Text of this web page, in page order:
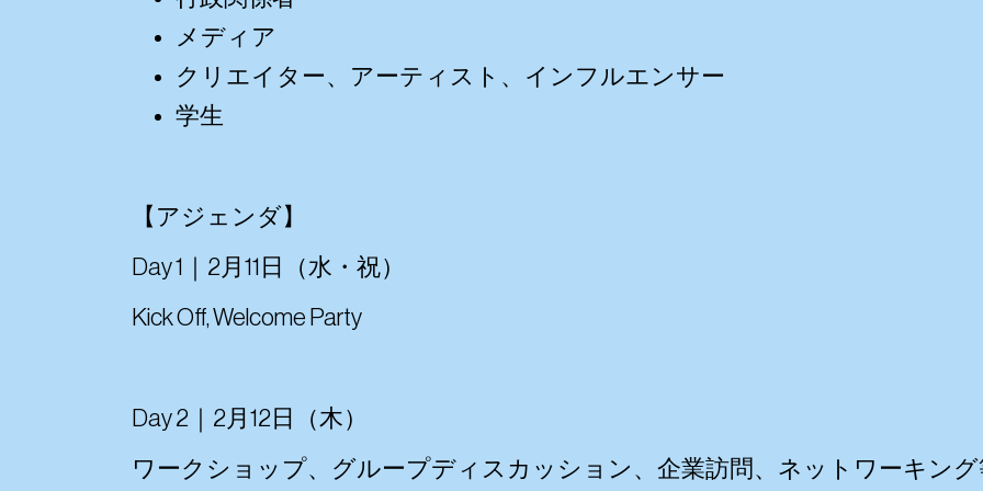
メディア
クリエイター、アーティスト、インフルエンサー
学生
【アジェンダ】
Day 1｜2月11日（水・祝）
Kick Off, Welcome Party
Day 2｜2月12日（木）
ワークショップ、グループディスカッション、企業訪問、ネットワーキング